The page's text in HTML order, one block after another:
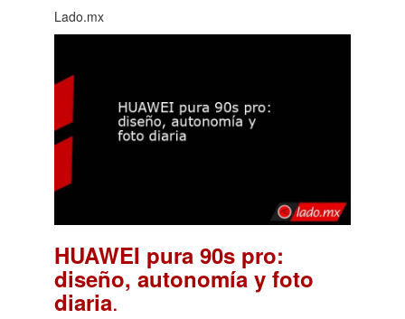
Lado.mx
HUAWEI pura 90s pro:
diseño, autonomía y foto
diaria.